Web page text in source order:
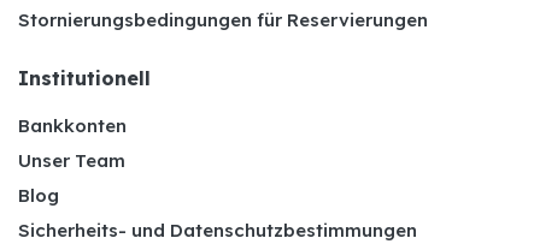
Stornierungsbedingungen für Reservierungen
Institutionell
Bankkonten
Unser Team
Blog
Sicherheits- und Datenschutzbestimmungen